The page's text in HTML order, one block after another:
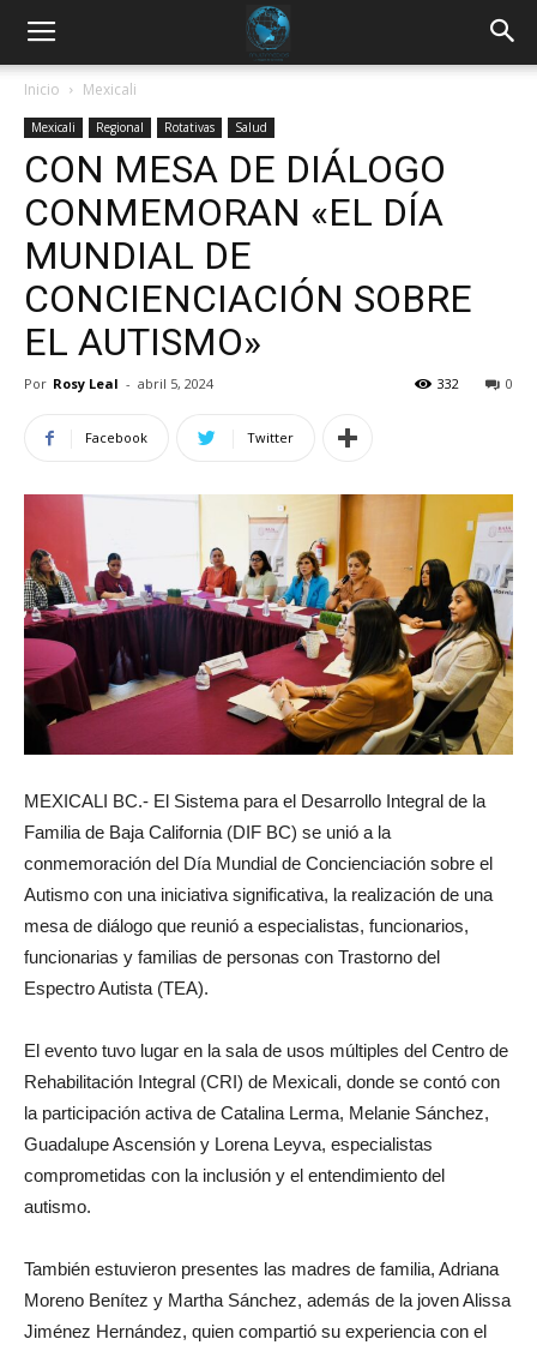
Inicio Mexicali
Mexicali Regional Rotativas Salud
CON MESA DE DIÁLOGO
CONMEMORAN «EL DÍA
MUNDIAL DE
CONCIENCIACIÓN SOBRE
EL AUTISMO»
Por Rosy Leal - abril 5, 2024 0
332
Facebook Twitter
MEXICALI BC.- El Sistema para el Desarrollo Integral de la
Familia de Baja California (DIF BC) se unió a la
conmemoración del Día Mundial de Concienciación sobre el
Autismo con una iniciativa significativa, la realización de una
mesa de diálogo que reunió a especialistas, funcionarios,
funcionarias y familias de personas con Trastorno del
Espectro Autista (TEA).
El evento tuvo lugar en la sala de usos múltiples del Centro de
Rehabilitación Integral (CRI) de Mexicali, donde se contó con
la participación activa de Catalina Lerma, Melanie Sánchez,
Guadalupe Ascensión y Lorena Leyva, especialistas
comprometidas con la inclusión y el entendimiento del
autismo.
También estuvieron presentes las madres de familia, Adriana
Moreno Benítez y Martha Sánchez, además de la joven Alissa
Jiménez Hernández, quien compartió su experiencia con el